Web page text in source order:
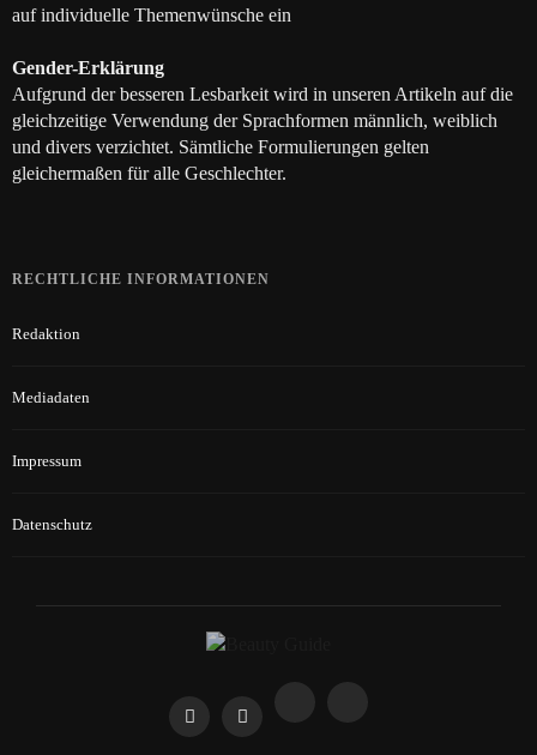
auf individuelle Themenwünsche ein
Gender-Erklärung
Aufgrund der besseren Lesbarkeit wird in unseren Artikeln auf die
gleichzeitige Verwendung der Sprachformen männlich, weiblich
und divers verzichtet. Sämtliche Formulierungen gelten
gleichermaßen für alle Geschlechter.
RECHTLICHE INFORMATIONEN
Redaktion
Mediadaten
Impressum
Datenschutz